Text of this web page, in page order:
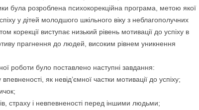
була розроблена психокорекційна програма, метою якої
у дітей молодшого шкільного віку з неблагополучних
корекції виступає низький рівень мотивації до успіху в
прагнення до людей, високим рівнем уникнення
роботи було поставлено наступні завдання:
як невід’ємної частки мотивації до успіху;
страху і невпевненості перед іншими людьми;